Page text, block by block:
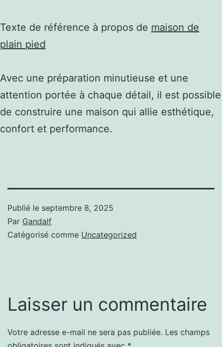
Texte de référence à propos de maison de
plain pied
Avec une préparation minutieuse et une
attention portée à chaque détail, il est possible
de construire une maison qui allie esthétique,
confort et performance.
Publié le septembre 8, 2025
Par Gandalf
Catégorisé comme Uncategorized
Laisser un commentaire
Votre adresse e-mail ne sera pas publiée. Les champs